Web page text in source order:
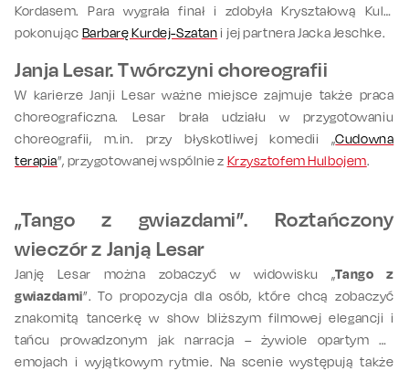
Kordasem. Para wygrała finał i zdobyła Kryształową Kulę,
pokonując Barbarę Kurdej-Szatani jej partnera Jacka Jeschke.
Janja Lesar. Twórczyni choreografii
W karierze Janji Lesar ważne miejsce zajmuje także praca
choreograficzna. Lesar brała udziału w przygotowaniu
choreografii, m.in. przy błyskotliwej komedii „Cudowna
terapia”, przygotowanej wspólnie z Krzysztofem Hulbojem.
„Tango z gwiazdami”. Roztańczony
wieczór z Janją Lesar
Janję Lesar można zobaczyć w widowisku „Tango z
gwiazdami”. To propozycja dla osób, które chcą zobaczyć
znakomitą tancerkę w show bliższym filmowej elegancji i
tańcu prowadzonym jak narracja – żywiole opartym na
emojach i wyjątkowym rytmie. Na scenie występują także